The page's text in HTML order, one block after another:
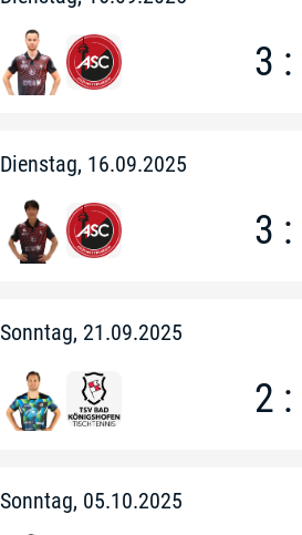
3 :
Dienstag, 16.09.2025
3 :
Sonntag, 21.09.2025
2 :
Sonntag, 05.10.2025